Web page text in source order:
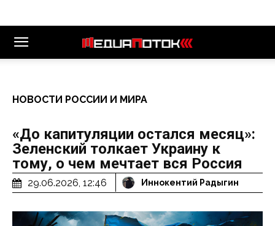
НОВОСТИ РОССИИ И МИРА
«До капитуляции остался месяц»:
Зеленский толкает Украину к
тому, о чем мечтает вся Россия
29.06.2026, 12:46 Иннокентий Радыгин